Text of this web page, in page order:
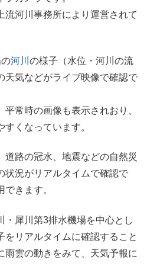
流河川事務所により運営されて
河川 の様子（水位・河川の流
天気などがライブ映像で確認で
常時の画像も表示されおり、
くなっています。
道路の冠水、地震などの自然災
状況がリアルタイムで確認で
きます。
・犀川第3排水機場を中心とし
をリアルタイムに確認すること
雨雲の動きをみて、天気予報に